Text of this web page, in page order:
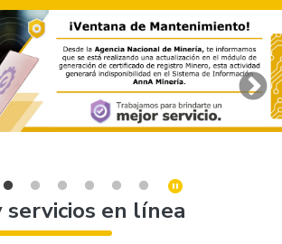
servicios en línea